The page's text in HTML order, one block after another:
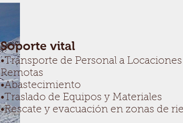
Soporte vital
•Transporte de Personal a Locaciones
Remotas
•Abastecimiento
•Traslado de Equipos y Materiales
•Rescate y evacuación en zonas de